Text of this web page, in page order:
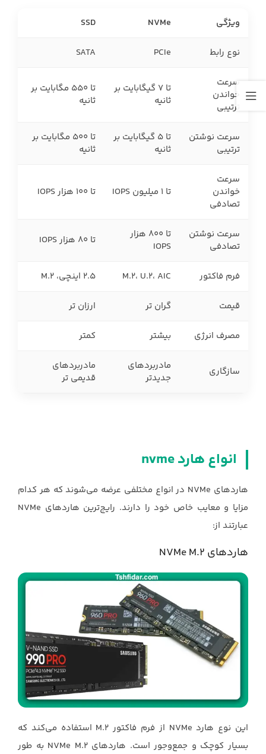
ویژگی NVMe
SSD
نوع رابط PCIe
SATA
سرعت
خواندن
ترتیبی
تا 7 گیگابایت بر
ثانیه
تا 550 مگابایت بر
ثانیه
سرعت نوشتن
ترتیبی
تا 5 گیگابایت بر
ثانیه
تا 500 مگابایت بر
ثانیه
سرعت
خواندن
تصادفی
تا 1 میلیون IOPS تا 100 هزار IOPS
سرعت نوشتن
تصادفی
تا 800 هزار
IOPS
تا 80 هزار IOPS
فرم فاکتور M.2، U.2، AIC 2.5 اینچی، M.2
قیمت گران تر ارزان تر
مصرف انرژی بیشتر کمتر
سازگاری
مادربردهای
جدیدتر
مادربردهای
قدیمی تر
انواع هارد ‏nvme
هاردهای ‏NVMe‏ در انواع مختلفی عرضه می‌شوند که هر کدام
عبارتند از:‏
هاردهای ‏NVMe M.2‎
این نوع هارد ‏NVMe‏ از فرم فاکتور ‏M.2‎‏ استفاده می‌کند که
بسیار کوچک و جمع‌وجور است. هاردهای ‏NVMe M.2‎‏ به طور